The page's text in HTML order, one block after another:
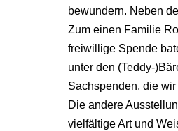
bewundern. Neben
Zum einen Familie
freiwillige Spende
unter den (Teddy-
Sachspenden, die
Die andere
vielfältige Art und